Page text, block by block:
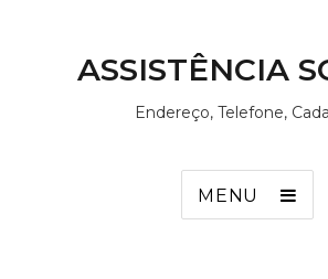
ASSISTÊNCIA
Endereço, Telefone,
MENU